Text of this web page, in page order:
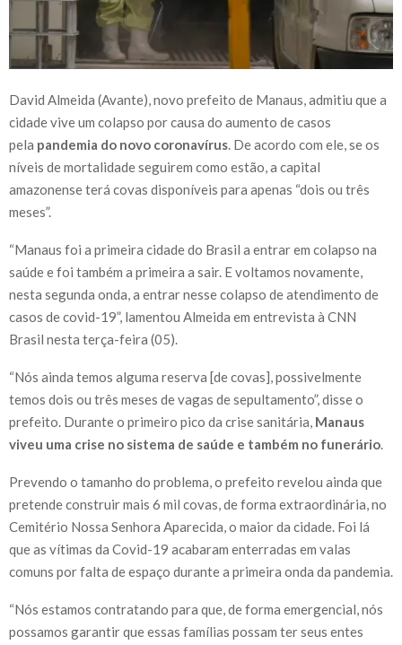
David Almeida (Avante), novo prefeito de Manaus, admitiu que a
cidade vive um colapso por causa do aumento de casos
pela pandemia do novo coronavírus. De acordo com ele, se os
níveis de mortalidade seguirem como estão, a capital
amazonense terá covas disponíveis para apenas “dois ou três
meses”.
“Manaus foi a primeira cidade do Brasil a entrar em colapso na
saúde e foi também a primeira a sair. E voltamos novamente,
nesta segunda onda, a entrar nesse colapso de atendimento de
casos de covid-19”, lamentou Almeida em entrevista à CNN
Brasil nesta terça-feira (05).
“Nós ainda temos alguma reserva [de covas], possivelmente
temos dois ou três meses de vagas de sepultamento”, disse o
prefeito. Durante o primeiro pico da crise sanitária, Manaus
viveu uma crise no sistema de saúde e também no funerário.
Prevendo o tamanho do problema, o prefeito revelou ainda que
pretende construir mais 6 mil covas, de forma extraordinária, no
Cemitério Nossa Senhora Aparecida, o maior da cidade. Foi lá
que as vítimas da Covid-19 acabaram enterradas em valas
comuns por falta de espaço durante a primeira onda da pandemia.
“Nós estamos contratando para que, de forma emergencial, nós
possamos garantir que essas famílias possam ter seus entes